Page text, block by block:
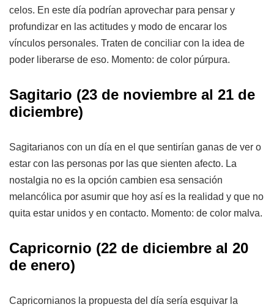
celos. En este día podrían aprovechar para pensar y
profundizar en las actitudes y modo de encarar los
vínculos personales. Traten de conciliar con la idea de
poder liberarse de eso. Momento: de color púrpura.
Sagitario (23 de noviembre al 21 de
diciembre)
Sagitarianos con un día en el que sentirían ganas de ver o
estar con las personas por las que sienten afecto. La
nostalgia no es la opción cambien esa sensación
melancólica por asumir que hoy así es la realidad y que no
quita estar unidos y en contacto. Momento: de color malva.
Capricornio (22 de diciembre al 20
de enero)
Capricornianos la propuesta del día sería esquivar la